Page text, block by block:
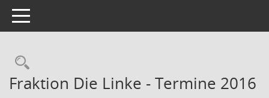
Toggle navigation
Rechercheauswahl
Fraktion Die Linke - Termine 2016